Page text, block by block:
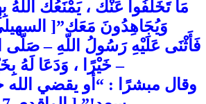
مَا تَخَلّفُوا عَنْك ، يَمْنَعُك اللّهُ
وَيُجَاهِدُونَ مَعَك”[ السهيلي 3 /
فَأَثْنَى عَلَيْهِ رَسُولُ اللّهِ – صَلّى
– خَيْرًا ، وَدَعَا لَهُ
وقال مبشرًا : “أو يقضي الله